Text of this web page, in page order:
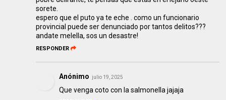
sorete.
espero que el puto ya te eche . como un funcionario
provincial puede ser denunciado por tantos delitos???
andate melella, sos un desastre!
RESPONDER
Anónimo julio 19, 2025
Que venga coto con la salmonella jajaja